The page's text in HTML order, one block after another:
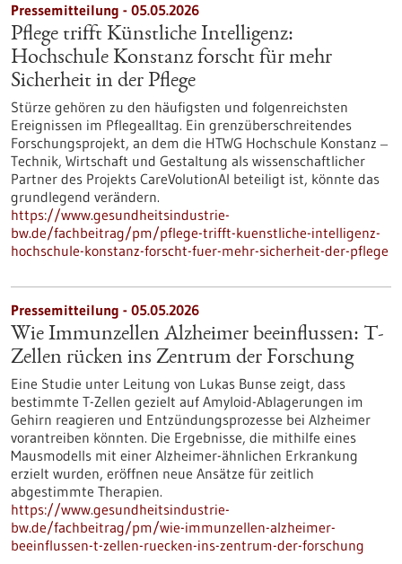
Pressemitteilung - 05.05.2026
Pflege trifft Künstliche Intelligenz:
Hochschule Konstanz forscht für mehr
Sicherheit in der Pflege
Stürze gehören zu den häufigsten und folgenreichsten
Ereignissen im Pflegealltag. Ein grenzüberschreitendes
Forschungsprojekt, an dem die HTWG Hochschule Konstanz ‒
Technik, Wirtschaft und Gestaltung als wissenschaftlicher
Partner des Projekts CareVolutionAI beteiligt ist, könnte das
grundlegend verändern.
https://www.gesundheitsindustrie-
bw.de/fachbeitrag/pm/pflege-trifft-kuenstliche-intelligenz-
hochschule-konstanz-forscht-fuer-mehr-sicherheit-der-pflege
Pressemitteilung - 05.05.2026
Wie Immunzellen Alzheimer beeinflussen: T-
Zellen rücken ins Zentrum der Forschung
Eine Studie unter Leitung von Lukas Bunse zeigt, dass
bestimmte T-Zellen gezielt auf Amyloid-Ablagerungen im
Gehirn reagieren und Entzündungsprozesse bei Alzheimer
vorantreiben könnten. Die Ergebnisse, die mithilfe eines
Mausmodells mit einer Alzheimer-ähnlichen Erkrankung
erzielt wurden, eröffnen neue Ansätze für zeitlich
abgestimmte Therapien.
https://www.gesundheitsindustrie-
bw.de/fachbeitrag/pm/wie-immunzellen-alzheimer-
beeinflussen-t-zellen-ruecken-ins-zentrum-der-forschung